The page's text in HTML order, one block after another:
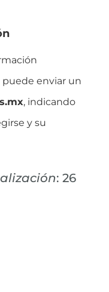
puede enviar un
, indicando
y su
: 26